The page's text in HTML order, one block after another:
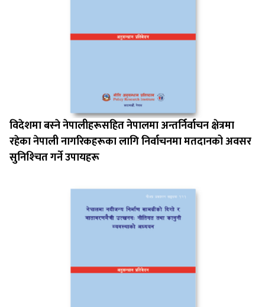
विदेशमा बस्‍ने नेपालीहरूसहित नेपालमा अन्तर्निर्वाचन क्षेत्रमा
रहेका नेपाली नागरिकहरूका लागि निर्वाचनमा मतदानको अवसर
सुनिश्‍चित गर्ने उपायहरू